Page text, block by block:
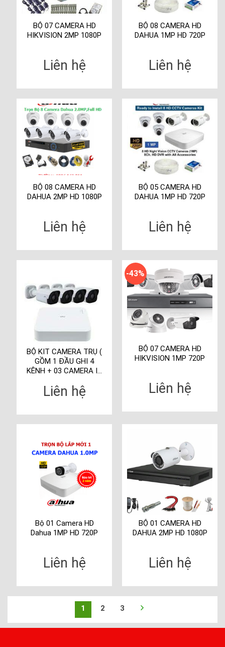
BỘ 07 CAMERA HD
HIKVISION 2MP 1080P
Liên hệ
BỘ 08 CAMERA HD
DAHUA 1MP HD 720P
Liên hệ
BỘ 08 CAMERA HD
DAHUA 2MP HD 1080P
Liên hệ
BỘ 05 CAMERA HD
DAHUA 1MP HD 720P
Liên hệ
BỘ KIT CAMERA TRỤ (
GỒM 1 ĐẦU GHI 4
KÊNH + 03 CAMERA IP
Liên hệ
-43%
BỘ 07 CAMERA HD
HIKVISION 1MP 720P
Liên hệ
Bộ 01 Camera HD
Dahua 1MP HD 720P
Liên hệ
BỘ 01 CAMERA HD
DAHUA 2MP HD 1080P
Liên hệ
1 2 3